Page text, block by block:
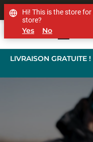
LIVRAISON GRATUITE
Hi! This is the store
store?
Yes No